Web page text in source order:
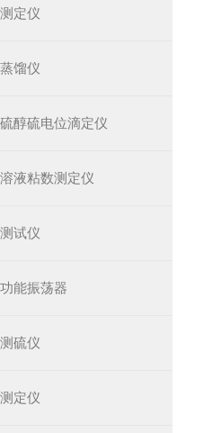
定仪
馏仪
醇硫电位滴定仪
液粘数测定仪
试仪
能振荡器
硫仪
定仪